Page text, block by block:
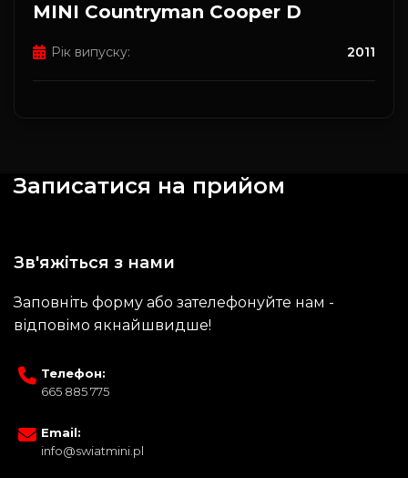
MINI Countryman Cooper D
Рік випуску: 2011
Записатися на прийом
Зв'яжіться з нами
Заповніть форму або зателефонуйте нам -
відповімо якнайшвидше!
Телефон:
665 885 775
Email:
info@swiatmini.pl